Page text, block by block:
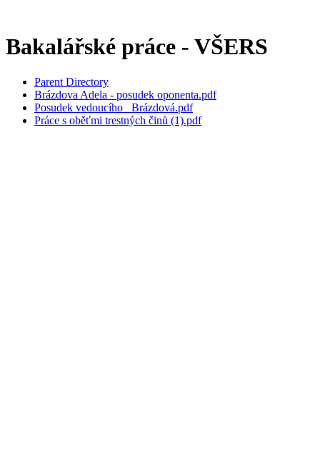
Bakalářské práce - VŠERS
Parent Directory
Brázdova Adela - posudek oponenta.pdf
Posudek vedoucího _Brázdová.pdf
Práce s oběťmi trestných činů (1).pdf